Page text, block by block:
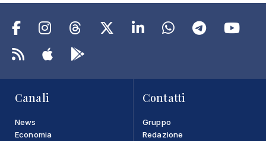
Canali
News
Economia
Contatti
Gruppo
Redazione